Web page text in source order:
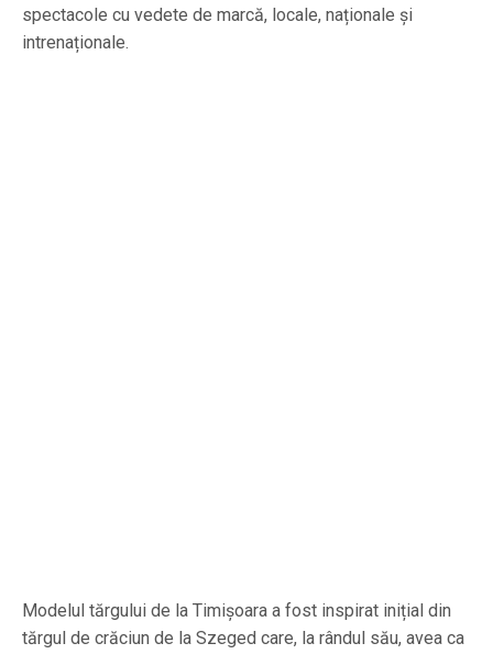
spectacole cu vedete de marcă, locale, naționale și
intrenaționale.
Modelul tărgului de la Timișoara a fost inspirat inițial din
tărgul de crăciun de la Szeged care, la rândul său, avea ca